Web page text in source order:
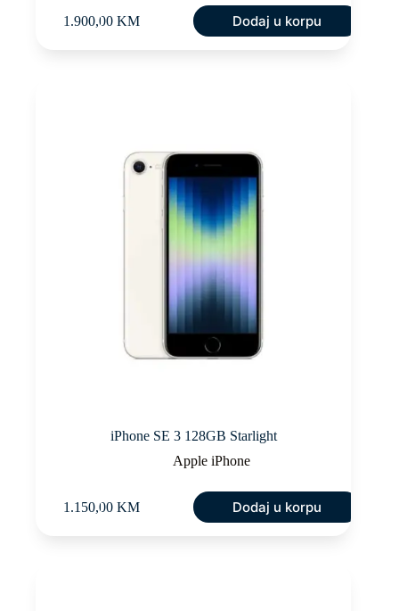
1.900,00 KM Dodaj u korpu
iPhone SE 3 128GB Starlight
Apple iPhone
1.150,00 KM Dodaj u korpu